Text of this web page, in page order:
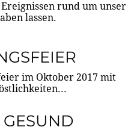
rund um unser
lassen.
im Oktober 2017 mit